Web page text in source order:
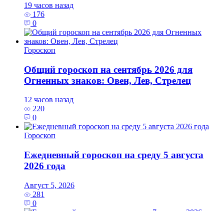
19 часов назад
176
0
Гороскоп
Общий гороскоп на сентябрь 2026 для
Огненных знаков: Овен, Лев, Стрелец
12 часов назад
220
0
Гороскоп
Ежедневный гороскоп на среду 5 августа
2026 года
Август 5, 2026
281
0